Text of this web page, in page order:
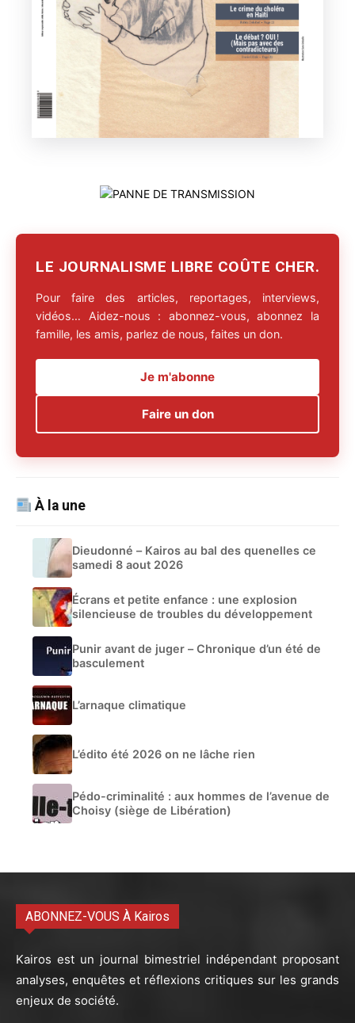
LE JOURNALISME LIBRE COÛTE CHER.
Pour faire des articles, reportages, interviews,
vidéos… Aidez-nous : abonnez-vous, abonnez la
famille, les amis, parlez de nous, faites un don.
Je m'abonne
Faire un don
À la une
Dieudonné – Kairos au bal des quenelles ce
samedi 8 aout 2026
Écrans et petite enfance : une explosion
silencieuse de troubles du développement
Punir avant de juger – Chronique d’un été de
basculement
L’arnaque climatique
L’édito été 2026 on ne lâche rien
Pédo-criminalité : aux hommes de l’avenue de
Choisy (siège de Libération)
ABONNEZ-VOUS À Kairos
Kairos est un journal bimestriel indépendant proposant
analyses, enquêtes et réflexions critiques sur les grands
enjeux de société.